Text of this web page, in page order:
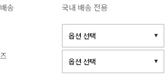
송
국내 배송 전용